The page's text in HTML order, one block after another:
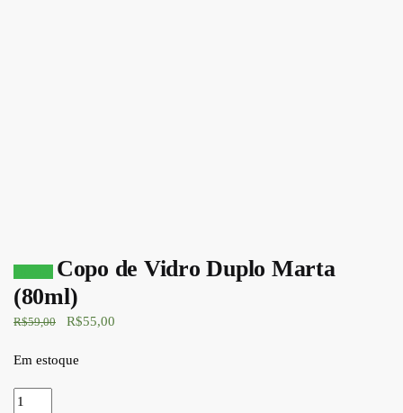
Copo de Vidro Duplo Marta
(80ml)
R$59,00 O preço original era: R$59,00.
R$55,00
Em estoque
Copo de Vidro Duplo Marta (80ml) quantidade